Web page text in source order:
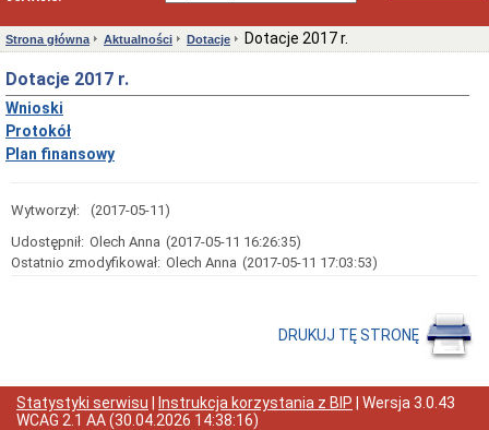
adresowe
Podstawy
prawne
działalności
Osoby
i
kompetencje
i
Sprawozdawczość
finansowa
Poradnik
klienta
Strona główna Aktualności Dotacje Dotacje 2017 r.
Dotacje 2017 r.
Wnioski
Protokół
Plan finansowy
Wytworzył:
(2017-05-11)
Udostępnił: Olech Anna (2017-05-11 16:26:35)
Ostatnio zmodyfikował: Olech Anna (2017-05-11 17:03:53)
DRUKUJ TĘ STRONĘ
Statystyki serwisu Instrukcja korzystania z BIP | Wersja 3.0.43
WCAG 2.1 AA(30.04.2026 14:38:16)